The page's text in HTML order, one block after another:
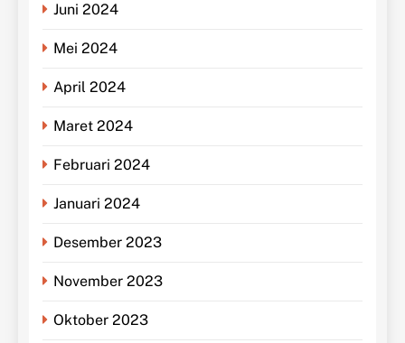
Juni 2024
Mei 2024
April 2024
Maret 2024
Februari 2024
Januari 2024
Desember 2023
November 2023
Oktober 2023